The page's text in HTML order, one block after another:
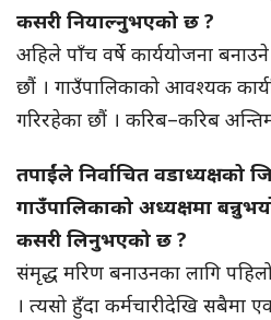
कसरी नियाल्नुभएको छ ?
अहिले पाँच वर्षे कार्ययोजना
छौं । गाउँपालिकाको आवश्यक
गरिरहेका छौं । करिब–करिब
तपाईंले निर्वाचित वडाध्यक्षको
गाउँपालिकाको अध्यक्षमा
कसरी लिनुभएको छ ?
संमृद्ध मरिण बनाउनका लागि
। त्यसो हुँदा कर्मचारीदेखि सबैमा